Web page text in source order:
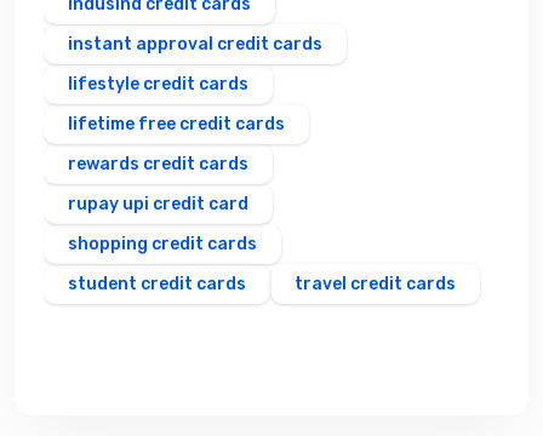
instant approval credit cards
lifestyle credit cards
lifetime free credit cards
rewards credit cards
rupay upi credit card
shopping credit cards
student credit cards
travel credit cards